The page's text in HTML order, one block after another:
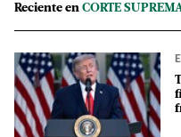
Reciente en CORTE